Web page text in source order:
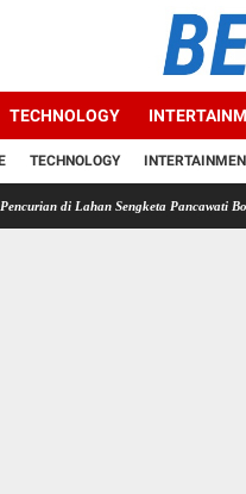
TECHNOLOGY
TECHNOLOGY
Sengketa Pancawati Bogor,